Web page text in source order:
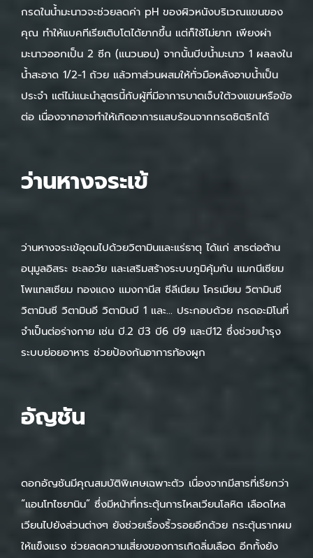
กรดในน้ำมะนาวจะช่วยลดค่า pH ของผิวหนังบริเวณแขนของ
คุณ ทำให้แบคทีเรียเติบโตได้ยากขึ้น แต่ก็ใช้ไม่ยาก เพียงผ่า
มะนาวออกเป็น 2 ซีก (แนวนอน) จากนั้นบีบน้ำมะนาว 1 ผลลงใน
น้ำสะอาด 1/2-1 ถ้วย แล้วทาส่วนผสมให้ทั่วมือหลังอาบน้ำเป็น
ประจำ แต่ไม่แนะนำสูตรนี้กับผู้ที่มีอาการบาดเจ็บใต้วงแขนหรือข้อ
ต่อ เนื่องจากอาจทำให้เกิดอาการแสบร้อนจากกรดซิตริกได้
ว่านหางจระเข้
ว่านหางจระเข้อุดมไปด้วยวิตามินและแร่ธาตุ ได้แก่ สารต่อต้าน
อนุมูลอิสระ ชะลอวัย และเสริมสร้างระบบภูมิคุ้มกัน แมกนีเซียม
โพแทสเซียม ทองแดง แมงกานีส ซีลีเนียม โครเมียม วิตามินซี
วิตามินซี วิตามินอี วิตามินบี 1 และ… ประกอบด้วย กรดอะมิโนที่
จำเป็นต่อร่างกาย เช่น บี.2 บี3 บี6 บี9 และบี12 ซึ่งช่วยบำรุง
ระบบย่อยอาหาร ช่วยป้องกันอาการท้องผูก
อัญชัน
ดอกอัญชันมีคุณสมบัติพิเศษเฉพาะตัว เนื่องจากมีสารที่เรียกว่า
“แอนโทไซยานิน” ซึ่งมีหน้าที่กระตุ้นการไหลเวียนโลหิต เลือดไหล
เวียนไปยังส่วนต่างๆ ยังช่วยเรื่องริ้วรอยอีกด้วย กระตุ้นรากผม
ให้แข็งแรง ช่วยลดความเสี่ยงของการเกิดลิ่มเลือด อีกทั้งยัง